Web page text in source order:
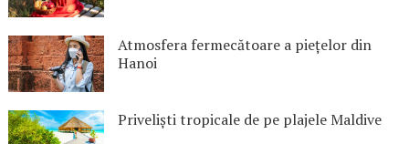
Atmosfera fermecătoare a piețelor din
Hanoi
Priveliști tropicale de pe plajele Maldive